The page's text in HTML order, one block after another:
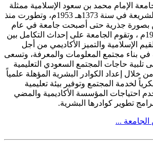
الإمام محمد بن سعود الإسلامية ممثلة
في كلية الشريعة في سنة 1373هـ 1953م، وتطورت منذ
بصورة جذرية حتى أصبحت جامعة في عام
1394 - 1974م ، وتقوم الجامعة على إحداث التكامل بين
الإسلامية والتميز الأكاديمي من أجل
في بناء مجتمع المعلومات والمعرفة، وتسعى
تلبية حاجات المجتمع السعودي التعليمية
من خلال إعداد الكوادر البشرية المؤهلة علمياً
لخدمة المجتمع وتوفير بيئة تعليمية
احتياجات المؤسسة الأكاديمية والمضي
تطوير كوادرها البشرية.
الجامعة ...